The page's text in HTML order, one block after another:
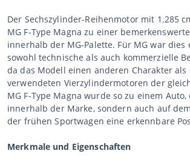
Der Sechszylinder-Reihenmotor mit 1.285
MG F-Type Magna zu einer
innerhalb der MG-Palette. Für MG war dies
sowohl technische als auch kommerzielle
da das Modell einen anderen Charakter
verwendeten Vierzylindermotoren der
MG F-Type Magna wurde so zu einem
innerhalb der Marke, sondern auch auf
der frühen Sportwagen eine erkennbare
Merkmale und Eigenschaften